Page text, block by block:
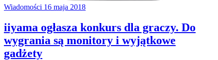
Wiadomości 16 maja 2018
iiyama ogłasza konkurs dla graczy. Do
wygrania są monitory i wyjątkowe
gadżety